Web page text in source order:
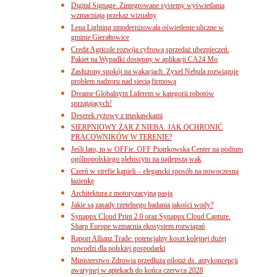
Digital Signage. Zintegrowane systemy wyświetlania
wzmacniają przekaz wizualny
Lena Lighting zmodernizowała oświetlenie uliczne w
gminie Gierałtowice
Credit Agricole rozwija cyfrową sprzedaż ubezpieczeń.
Pakiet na Wypadki dostępny w aplikacji CA24 Mo
Zasłużony spokój na wakacjach. Zyxel Nebula rozwiązuje
problem nadzoru nad siecią firmową
Dreame Globalnym Liderem w kategorii robotów
sprzątających!
Deserek ryżowy z truskawkami
SIERPNIOWY ŻAR Z NIEBA. JAK OCHRONIĆ
PRACOWNIKÓW W TERENIE?
Jeśli lato, to w OFFie. OFF Piotrkowska Center na podium
ogólnopolskiego plebiscytu na najlepszą wak
Czerń w strefie kąpieli – elegancki sposób na nowoczesną
łazienkę
Architektura z motoryzacyjną pasją
Jakie są zasady rzetelnego badania jakości wody?
Synappx Cloud Print 2.0 oraz Synappx Cloud Capture.
Sharp Europe wzmacnia ekosystem rozwiązań
Raport Allianz Trade: potencjalny koszt kolejnej dużej
powodzi dla polskiej gospodarki
Ministerstwo Zdrowia przedłuża pilotaż ds. antykoncepcji
awaryjnej w aptekach do końca czerwca 2028